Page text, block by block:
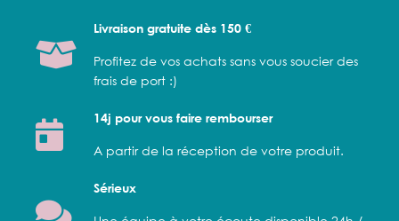
Livraison gratuite dès 150 €
Profitez de vos achats sans vous soucier des
frais de port :)
14j pour vous faire rembourser
A partir de la réception de votre produit.
Sérieux